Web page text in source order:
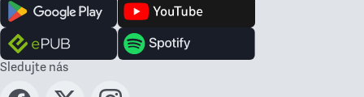
Sledujte nás